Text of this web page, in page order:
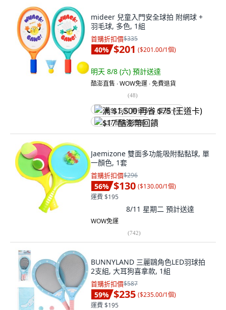
mideer 兒童入門安全球拍 附網球 +
羽毛球, 多色, 1組
首購折扣價$335
40% $201 ($201.00/1個)
明天 8/8 (六) 預計送達
酷澎直售 ∙ WOW免運 ∙ 免費退貨
(48)
满 $1,500 再省 $75 (王道卡)
$17 酷澎幣回饋
Jaemizone 雙面多功能吸附黏黏球, 單
一顏色, 1套
首購折扣價$296
56% $130 ($130.00/1個)
運費 $195
8/11 星期二 預計送達
WOW免運
(742)
BUNNYLAND 三麗鷗角色LED羽球拍
2支組, 大耳狗喜拿款, 1組
首購折扣價$587
59% $235 ($235.00/1個)
運費 $195